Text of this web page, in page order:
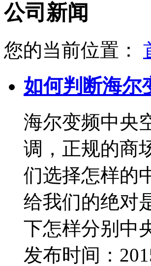
公司新闻
您的当前位置：
如何判断海尔
海尔变频中央
调，正规的商
们选择怎样的
给我们的绝对
下怎样分别中
发布时间：